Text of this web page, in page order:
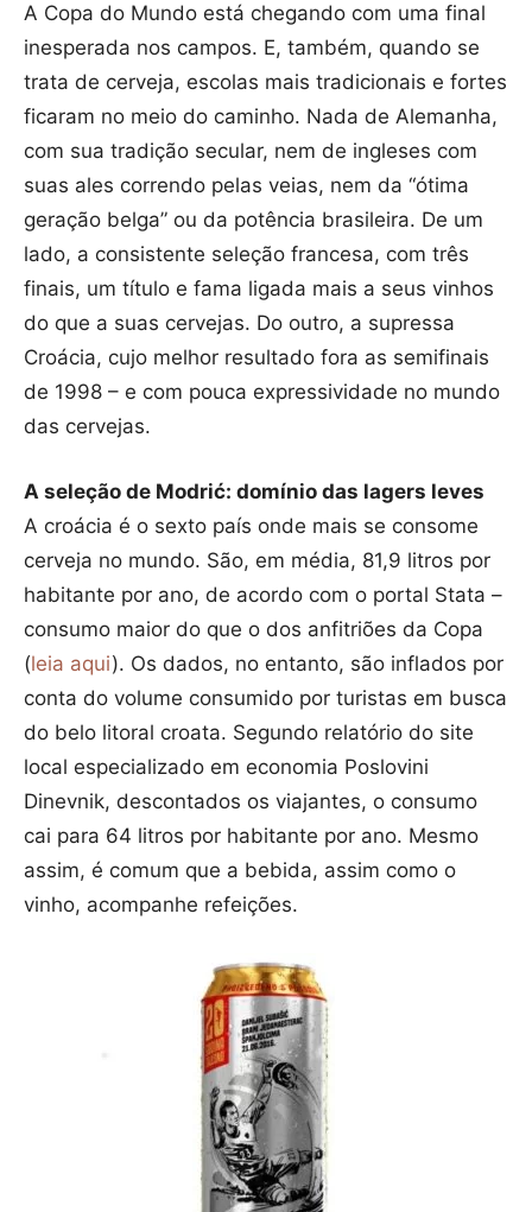
A Copa do Mundo está chegando com uma final
inesperada nos campos. E, também, quando se
trata de cerveja, escolas mais tradicionais e fortes
ficaram no meio do caminho. Nada de Alemanha,
com sua tradição secular, nem de ingleses com
suas ales correndo pelas veias, nem da “ótima
geração belga” ou da potência brasileira. De um
lado, a consistente seleção francesa, com três
finais, um título e fama ligada mais a seus vinhos
do que a suas cervejas. Do outro, a supressa
Croácia, cujo melhor resultado fora as semifinais
de 1998 – e com pouca expressividade no mundo
das cervejas.
A seleção de Modrić: domínio das lagers leves
A croácia é o sexto país onde mais se consome
cerveja no mundo. São, em média, 81,9 litros por
habitante por ano, de acordo com o portal Stata –
consumo maior do que o dos anfitriões da Copa
(leia aqui). Os dados, no entanto, são inflados por
conta do volume consumido por turistas em busca
do belo litoral croata. Segundo relatório do site
local especializado em economia Poslovini
Dinevnik, descontados os viajantes, o consumo
cai para 64 litros por habitante por ano. Mesmo
assim, é comum que a bebida, assim como o
vinho, acompanhe refeições.